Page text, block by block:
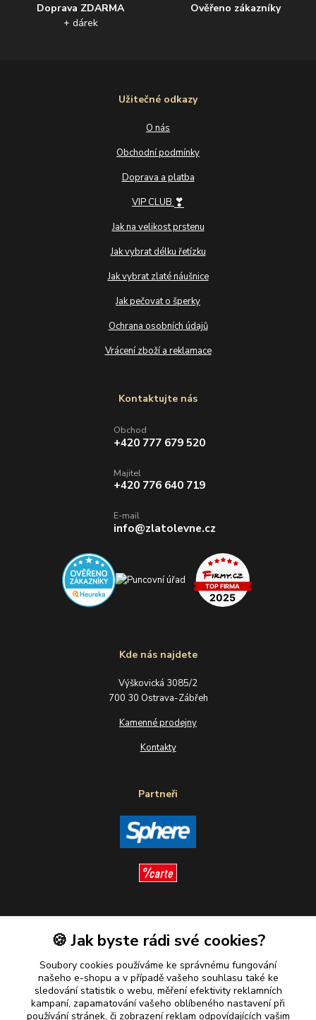
Doprava ZDARMA
+ dárek
Ověřeno zákazníky
Užitečné odkazy
O nás
Obchodní podmínky
Doprava a platba
VIP CLUB ❣
Jak na velikost prstenu
Jak vybrat délku řetízku
Jak vybrat zlaté náušnice
Jak pečovat o šperky
Ochrana osobních údajů
Vrácení zboží a reklamace
Kde nás najdete
Výškovická 3085/2
700 30 Ostrava-Zábřeh
Kamenné prodejny
Kontakty
Partneři
Plaťte u nás bezpečně
Kontaktujte nás
Obchod
+420 777 679 520
Majitel
+420 776 640 719
E-mail
info@zlatolevne.cz
🍪 Jak byste rádi své cookies?
Soubory cookies používáme ke správnému fungování
našeho e-shopu a v případě vašeho souhlasu také ke
sledování statistik o webu, měření efektivity reklamních
kampaní, zapamatování vašeho oblíbeného nastavení při
používání stránek, či zobrazení reklam odpovídajících vašim